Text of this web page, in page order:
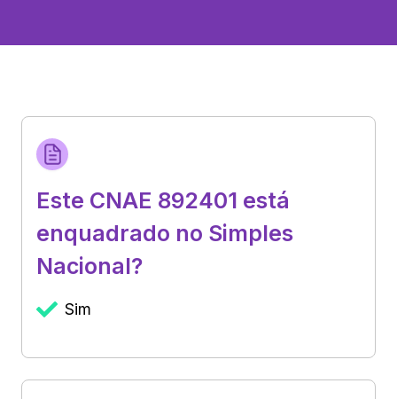
Este CNAE 892401 está
enquadrado no Simples
Nacional?
Sim